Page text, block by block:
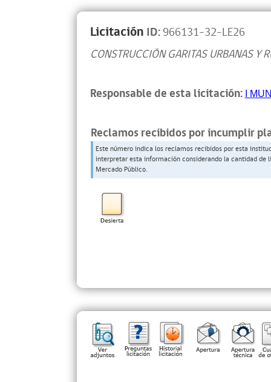
Licitación ID:966131-32-LE26
CONSTRUCCIÓN GARITAS URBANAS Y
Responsable de esta licitación:I
Reclamos recibidos por incumplir
Este número indica los reclamos recibidos por esta
interpretar esta información considerando la cantidad
Mercado Público.